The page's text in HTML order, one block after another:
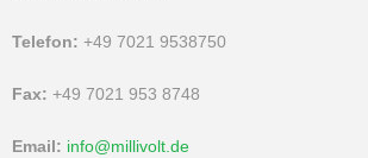
Telefon: +49 7021 9538750
Fax: +49 7021 953 8748
Email: info@millivolt.de